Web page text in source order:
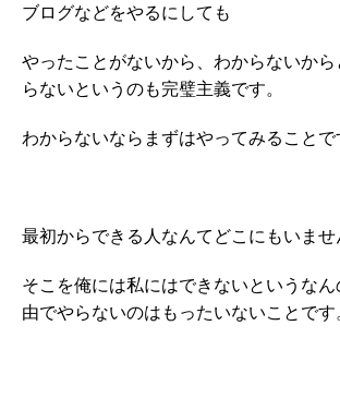
ブログなどをやるにしても
やったことがないから、わからないか
らないというのも完璧主義です。
わからないならまずはやってみることで
最初からできる人なんてどこにもいませ
そこを俺には私にはできないというな
由でやらないのはもったいないことです